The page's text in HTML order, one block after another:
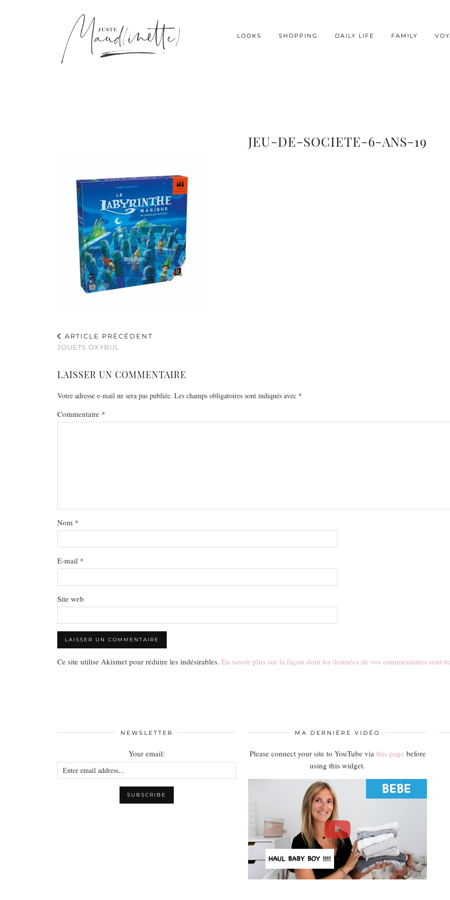
LOOKS SHOPPING DAILY LIFE FAMILY
JEU-DE-SOCIETE-6-ANS-19
ARTICLE PRÉCÉDENT
JOUETS OXYBUL
LAISSER UN COMMENTAIRE
Votre adresse e-mail ne sera pas publiée. Les champs obligatoires sont indiqués avec *
Commentaire *
Nom *
E-mail *
Site web
Ce site utilise Akismet pour réduire les indésirables. En savoir plus sur la façon dont les données de vos commentaires sont
NEWSLETTER
Your email:
MA DERNIÈRE VIDÉO
Please connect your site to YouTube via this page before
using this widget.